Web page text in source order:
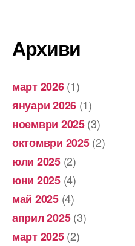
Архиви
март 2026(1)
януари 2026 (1)
ноември 2025(3)
октомври 2025(2)
юли 2025(2)
юни 2025(4)
май 2025(4)
април 2025(3)
март 2025(2)